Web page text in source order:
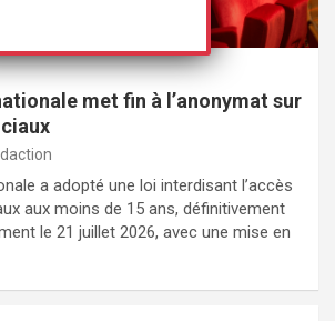
met fin à l’anonymat sur
a adopté une loi interdisant l’accès
aux moins de 15 ans, définitivement
le 21 juillet 2026, avec une mise en